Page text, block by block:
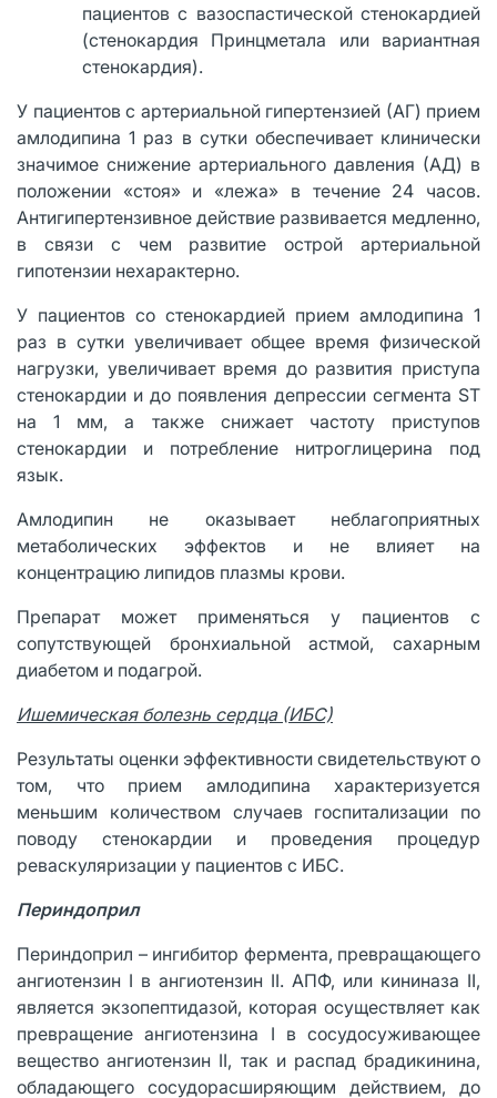
пациентов с вазоспастической стенокардией
(стенокардия Принцметала или вариантная
стенокардия).
У пациентов с артериальной гипертензией (АГ) прием
амлодипина 1 раз в сутки обеспечивает клинически
значимое снижение артериального давления (АД) в
положении «стоя» и «лежа» в течение 24 часов.
Антигипертензивное действие развивается медленно,
в связи с чем развитие острой артериальной
гипотензии нехарактерно.
У пациентов со стенокардией прием амлодипина 1
раз в сутки увеличивает общее время физической
нагрузки, увеличивает время до развития приступа
стенокардии и до появления депрессии сегмента ST
на 1 мм, а также снижает частоту приступов
стенокардии и потребление нитроглицерина под
язык.
Амлодипин не оказывает неблагоприятных
метаболических эффектов и не влияет на
концентрацию липидов плазмы крови.
Препарат может применяться у пациентов с
сопутствующей бронхиальной астмой, сахарным
диабетом и подагрой.
Ишемическая болезнь сердца (ИБС)
Результаты оценки эффективности свидетельствуют о
том, что прием амлодипина характеризуется
меньшим количеством случаев госпитализации по
поводу стенокардии и проведения процедур
реваскуляризации у пациентов с ИБС.
Периндоприл
Периндоприл – ингибитор фермента, превращающего
ангиотензин I в ангиотензин II. АПФ, или кининаза II,
является экзопептидазой, которая осуществляет как
превращение ангиотензина I в сосудосуживающее
вещество ангиотензин II, так и распад брадикинина,
обладающего сосудорасширяющим действием, до